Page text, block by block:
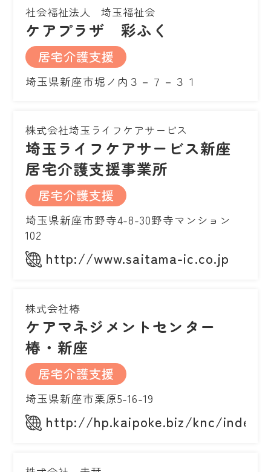
社会福祉法人 埼玉福祉会
ケアプラザ 彩ふく
居宅介護支援
埼玉県新座市堀ノ内３－７－３１
株式会社埼玉ライフケアサービス
埼玉ライフケアサービス新座
居宅介護支援事業所
居宅介護支援
埼玉県新座市野寺4-8-30野寺マンション
102
http://www.saitama-ic.co.jp
株式会社椿
ケアマネジメントセンター
椿・新座
居宅介護支援
埼玉県新座市栗原5-16-19
http://hp.kaipoke.biz/knc/